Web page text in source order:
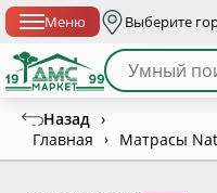
Меню Выберите
Назад ›
Главная
› Матрасы